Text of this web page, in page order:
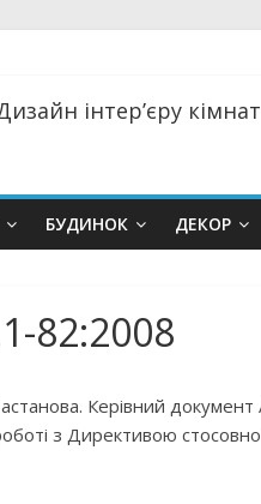
інтер’єру
БУДИНОК ДЕКОР
82:2008
Керівний документ
з Директивою